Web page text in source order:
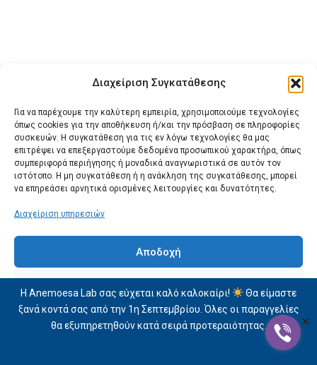
Διαχείριση Συγκατάθεσης
Για να παρέχουμε την καλύτερη εμπειρία, χρησιμοποιούμε τεχνολογίες
όπως cookies για την αποθήκευση ή/και την πρόσβαση σε πληροφορίες
συσκευών. Η συγκατάθεση για τις εν λόγω τεχνολογίες θα μας
επιτρέψει να επεξεργαστούμε δεδομένα προσωπικού χαρακτήρα, όπως
συμπεριφορά περιήγησης ή μοναδικά αναγνωριστικά σε αυτόν τον
ιστότοπο. Η μη συγκατάθεση ή η ανάκληση της συγκατάθεσης, μπορεί
να επηρεάσει αρνητικά ορισμένες λειτουργίες και δυνατότητες.
Διαχείριση υπηρεσιών
Αποδοχή
Προβολή προτιμήσεων
Η Anemoesa Lab σας εύχεται καλό καλοκαίρι!
Θα είμαστε
ξανά κοντά σας από την 1η Σεπτεμβρίου. Όλες οι παραγγελίες
θα εξυπηρετηθούν κατά σειρά προτεραιότητας.
✕